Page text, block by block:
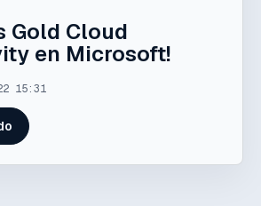
Gold Cloud
en Microsoft!
15:31